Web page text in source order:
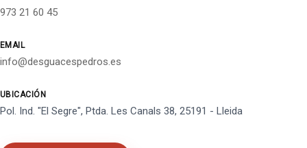
973 21 60 45
EMAIL
info@desguacespedros.es
UBICACIÓN
Pol. Ind. "El Segre", Ptda. Les Canals 38, 25191 - Lleida